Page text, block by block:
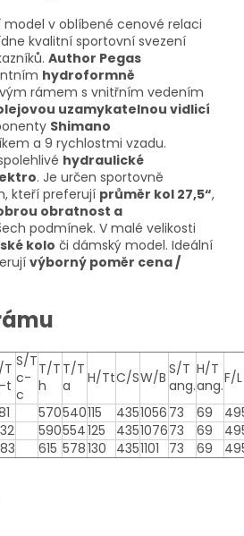
model v oblíbené cenové relaci
kvalitní sportovní svezení
Author Pegas
hydroformně
rámem s vnitřním vedením
uzamykatelnou vidlicí
Shimano
a 9 rychlostmi vzadu.
hydraulické
. Je určen sportovně
kteří preferují průměr kol 27,5“,
obratnost a
podmínek. V malé velikosti
kolo či dámský model. Ideální
výborný poměr cena /
T
t
S/T
c-
c
T/T
h
T/T
a
H/TtC/SW/B S/T
ang.
H/T
ang.F/L
570540115 4351056 73 69
590554125 435107673 69
615 578130 4351101 73 69